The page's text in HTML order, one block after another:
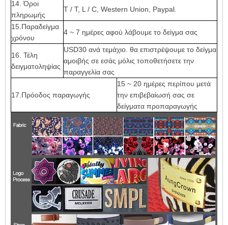
14. Όροι
πληρωμής
T / T, L / C, Western Union, Paypal.
15.Παραδείγμα
χρόνου
4 ~ 7 ημέρες αφού λάβουμε το δείγμα σας
16. Τέλη
δειγματοληψίας
USD30 ανά τεμάχιο. θα επιστρέψουμε το δείγμα
αμοιβής σε εσάς μόλις τοποθετήσετε την
παραγγελία σας
17.Πρόοδος παραγωγής
15 ~ 20 ημέρες περίπου μετά
την επιβεβαίωσή σας σε
δείγματα προπαραγωγής